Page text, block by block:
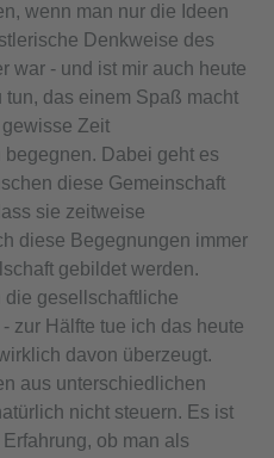
wenn man nur die Ideen
Denkweise des
war - und ist mir auch heute
tun, das einem Spaß macht
Zeit
Dabei geht es
diese Gemeinschaft
sie zeitweise
diese Begegnungen immer
gebildet werden.
die gesellschaftliche
zur Hälfte tue ich das heute
davon überzeugt.
aus unterschiedlichen
nicht steuern. Es ist
ob man als